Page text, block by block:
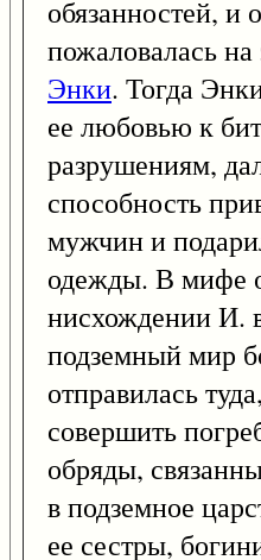
обязанностей, и
пожаловалась на
Энки. Тогда
ее любовью к
разрушениям,
способность
мужчин и
одежды. В мифе
нисхождении И.
подземный мир
отправилась
совершить
обряды,
в подземное
ее сестры,